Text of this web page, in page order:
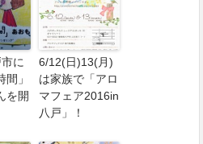
に
間」
を開
6/12(日)13(月)
は家族で「アロ
マフェア2016in
八戸」！